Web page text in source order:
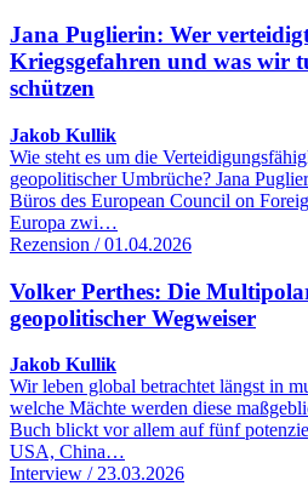
Jana Puglierin: Wer
Kriegsgefahren und was wir
schützen
Jakob Kullik
Wie steht es um die
geopolitischer Umbrüche? Jana
Büros des European Council on
Europa zwi…
Rezension / 01.04.2026
Volker Perthes: Die
geopolitischer Wegweiser
Jakob Kullik
Wir leben global betrachtet längst in
welche Mächte werden diese
Buch blickt vor allem auf fünf
USA, China…
Interview / 23.03.2026